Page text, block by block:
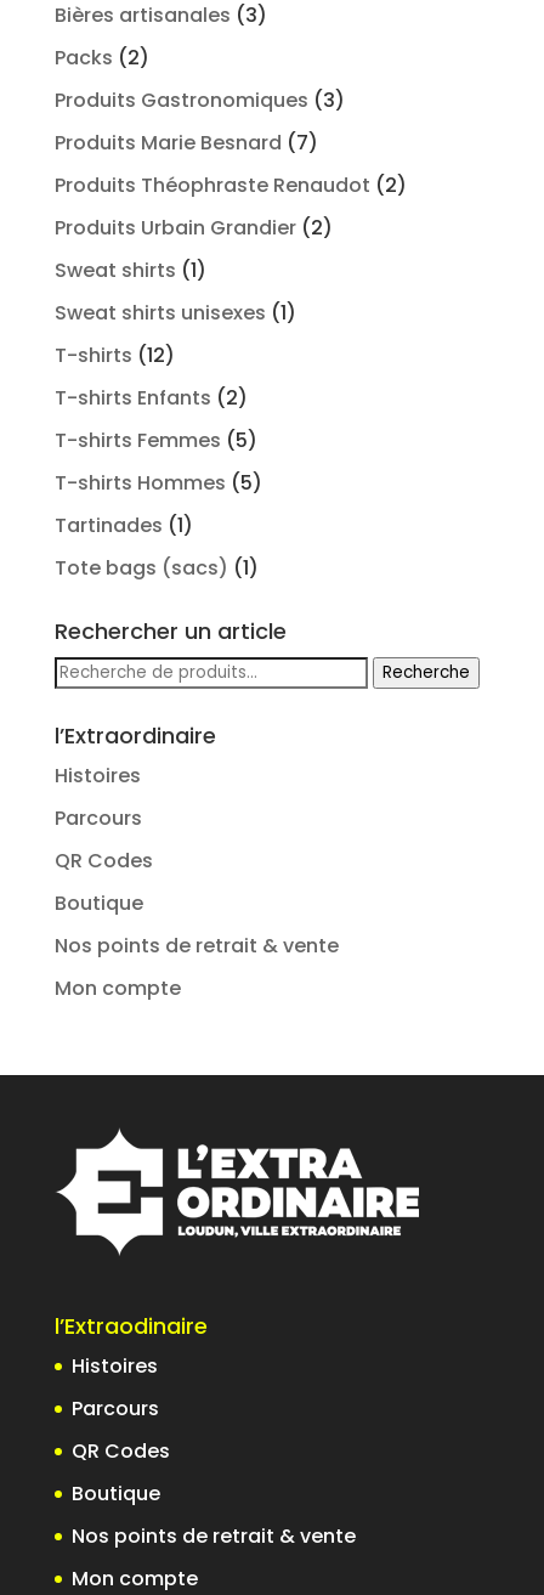
Bières artisanales (3)
Packs (2)
Produits Gastronomiques (3)
Produits Marie Besnard (7)
Produits Théophraste Renaudot (2)
Produits Urbain Grandier (2)
Sweat shirts (1)
Sweat shirts unisexes (1)
T-shirts (12)
T-shirts Enfants (2)
T-shirts Femmes (5)
T-shirts Hommes (5)
Tartinades (1)
Tote bags (sacs) (1)
Rechercher un article
Recherche
Recherche
l’Extraordinaire
Histoires
Parcours
QR Codes
Boutique
Nos points de retrait & vente
Mon compte
l’Extraodinaire
Histoires
Parcours
QR Codes
Boutique
Nos points de retrait & vente
Mon compte